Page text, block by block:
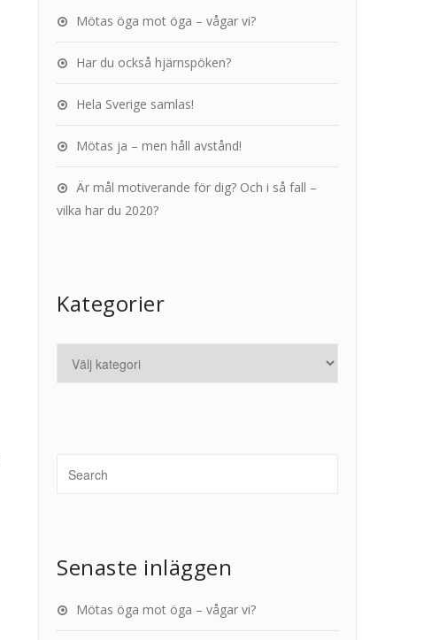
Mötas öga mot öga – vågar vi?
Har du också hjärnspöken?
Hela Sverige samlas!
Mötas ja – men håll avstånd!
Är mål motiverande för dig? Och i så fall –
vilka har du 2020?
Kategorier
Senaste inläggen
Mötas öga mot öga – vågar vi?